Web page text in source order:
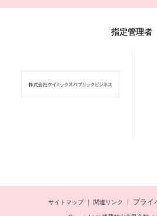
指定管理者
サイトマップ 関連リンク プライ